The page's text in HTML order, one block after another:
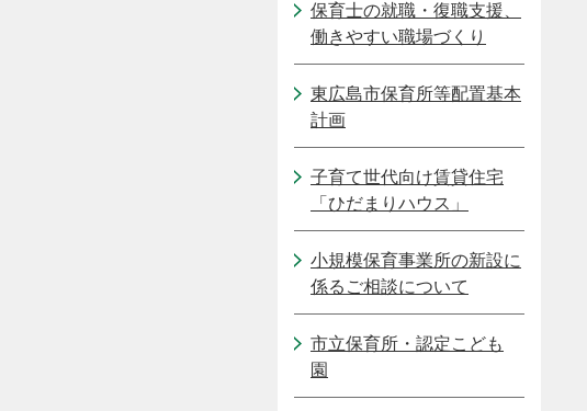
保育士の就職・復職支援、
働きやすい職場づくり
東広島市保育所等配置基本
計画
子育て世代向け賃貸住宅
「ひだまりハウス」
小規模保育事業所の新設に
係るご相談について
市立保育所・認定こども
園